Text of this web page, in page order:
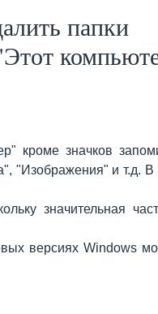
папки
кроме значков
"Изображения" и т.д.
значительная
версиях Windows